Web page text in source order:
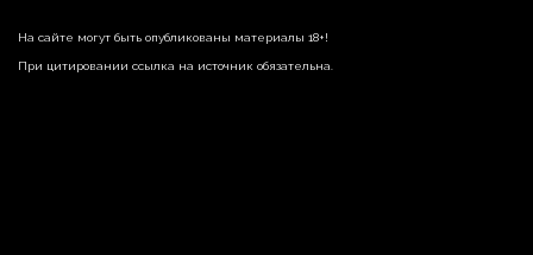
На сайте могут быть опубликованы материалы 18+!
При цитировании ссылка на источник обязательна.